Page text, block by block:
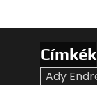
Címkék
Ady